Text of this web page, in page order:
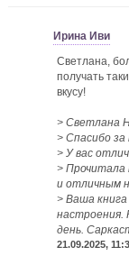
Ирина Иви
Светлана,
получать
вкусу!
> Светлана
> Спасибо за
> У вас
> Прочитала
и отличным
> Ваша
настроения.
день.
21.09.2025,